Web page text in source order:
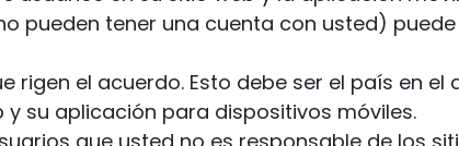
pueden tener una cuenta con usted) puede
rigen el acuerdo. Esto debe ser el país en el
su aplicación para dispositivos móviles.